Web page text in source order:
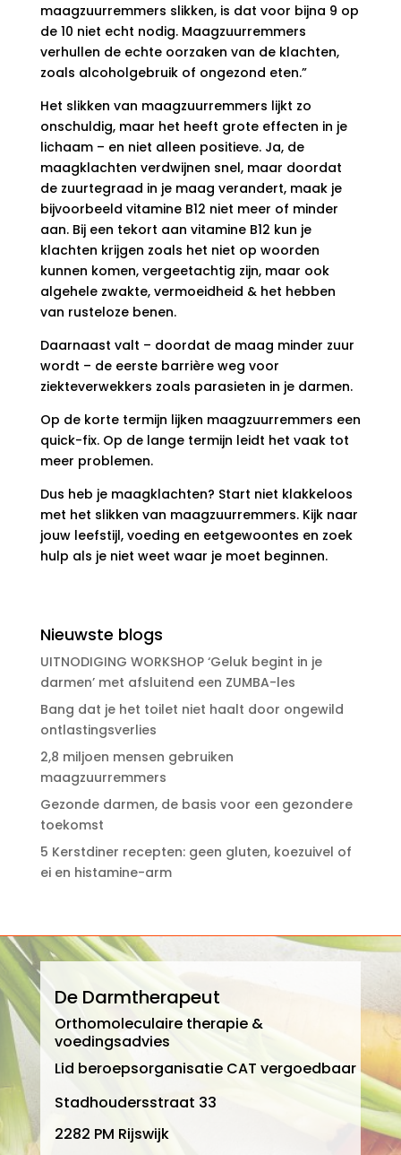
maagzuurremmers slikken, is dat voor bijna 9 op
de 10 niet echt nodig. Maagzuurremmers
verhullen de echte oorzaken van de klachten,
zoals alcoholgebruik of ongezond eten.”
Het slikken van maagzuurremmers lijkt zo
onschuldig, maar het heeft grote effecten in je
lichaam – en niet alleen positieve. Ja, de
maagklachten verdwijnen snel, maar doordat
de zuurtegraad in je maag verandert, maak je
bijvoorbeeld vitamine B12 niet meer of minder
aan. Bij een tekort aan vitamine B12 kun je
klachten krijgen zoals het niet op woorden
kunnen komen, vergeetachtig zijn, maar ook
algehele zwakte, vermoeidheid & het hebben
van rusteloze benen.
Daarnaast valt – doordat de maag minder zuur
wordt – de eerste barrière weg voor
ziekteverwekkers zoals parasieten in je darmen.
Op de korte termijn lijken maagzuurremmers een
quick-fix. Op de lange termijn leidt het vaak tot
meer problemen.
Dus heb je maagklachten? Start niet klakkeloos
met het slikken van maagzuurremmers. Kijk naar
jouw leefstijl, voeding en eetgewoontes en zoek
hulp als je niet weet waar je moet beginnen.
Nieuwste blogs
UITNODIGING WORKSHOP ‘Geluk begint in je
darmen’ met afsluitend een ZUMBA-les
Bang dat je het toilet niet haalt door ongewild
ontlastingsverlies
2,8 miljoen mensen gebruiken
maagzuurremmers
Gezonde darmen, de basis voor een gezondere
toekomst
5 Kerstdiner recepten: geen gluten, koezuivel of
ei en histamine-arm
De Darmtherapeut
Orthomoleculaire therapie &
voedingsadvies
Lid beroepsorganisatie CAT vergoedbaar
Stadhoudersstraat 33
2282 PM Rijswijk